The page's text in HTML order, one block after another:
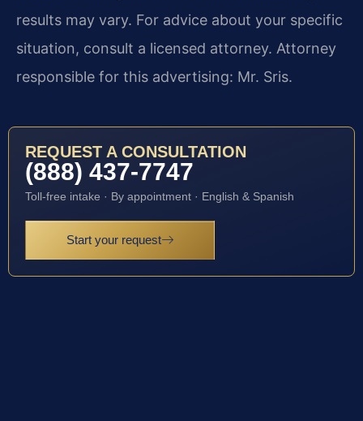
results may vary. For advice about your specific
situation, consult a licensed attorney. Attorney
responsible for this advertising: Mr. Sris.
REQUEST A CONSULTATION
(888) 437-7747
Toll-free intake · By appointment · English & Spanish
Start your request